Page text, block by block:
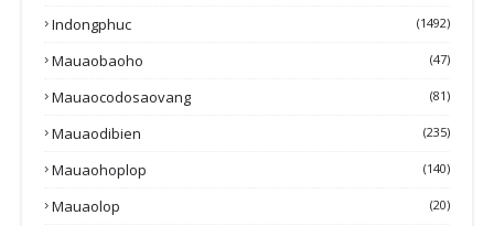
Indongphuc (1492)
Mauaobaoho (47)
Mauaocodosaovang (81)
Mauaodibien (235)
Mauaohoplop (140)
Mauaolop (20)